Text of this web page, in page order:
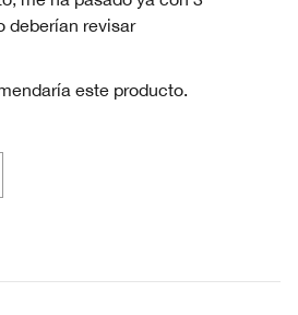
deberían revisar
este producto.